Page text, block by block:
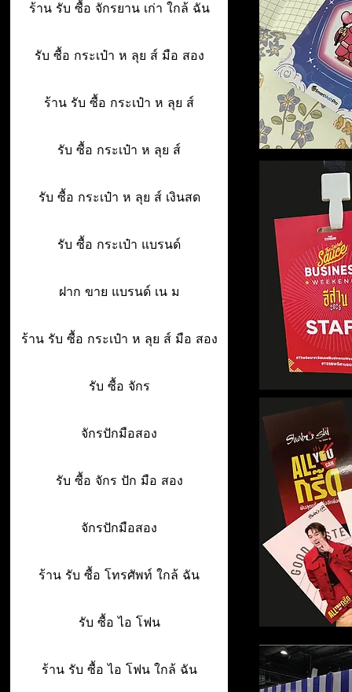
ร้าน รับ ซื้อ จักรยาน เก่า ใกล้ ฉัน
รับ ซื้อ กระเป๋า ห ลุย ส์ มือ สอง
ร้าน รับ ซื้อ กระเป๋า ห ลุย ส์
รับ ซื้อ กระเป๋า ห ลุย ส์
รับ ซื้อ กระเป๋า ห ลุย ส์ เงินสด
รับ ซื้อ กระเป๋า แบรนด์
ฝาก ขาย แบรนด์ เน ม
ร้าน รับ ซื้อ กระเป๋า ห ลุย ส์ มือ สอง
รับ ซื้อ จักร
จักรปักมือสอง
รับ ซื้อ จักร ปัก มือ สอง
จักรปักมือสอง
ร้าน รับ ซื้อ โทรศัพท์ ใกล้ ฉัน
รับ ซื้อ ไอ โฟน
ร้าน รับ ซื้อ ไอ โฟน ใกล้ ฉัน